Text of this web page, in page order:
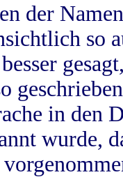
der
so
in
wurde,